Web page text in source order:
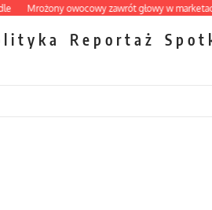
owocowy zawrót głowy w marketach
Reportaż